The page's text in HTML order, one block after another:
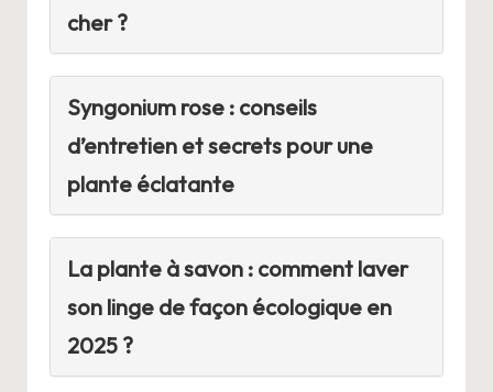
cher ?
Syngonium rose : conseils
d’entretien et secrets pour une
plante éclatante
La plante à savon : comment laver
son linge de façon écologique en
2025 ?